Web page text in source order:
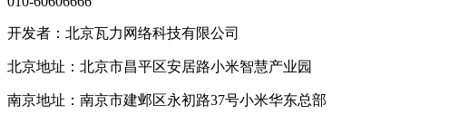
开发者：北京瓦力网络科技有限公司
北京地址：北京市昌平区安居路小米智慧产业园
南京地址：南京市建邺区永初路37号小米华东总部